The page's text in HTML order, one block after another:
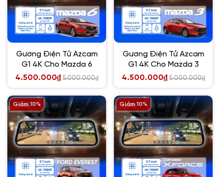
Gương Điện Tử Azcam
G1 4K Cho Mazda 6
4.500.000₫ 5.000.000₫
Gương Điện Tử Azcam
G1 4K Cho Mazda 3
4.500.000₫ 5.000.000₫
Giảm 10% Giảm 10%